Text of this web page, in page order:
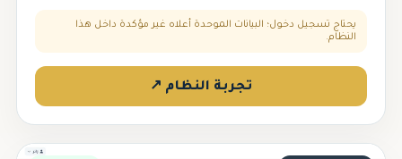
يحتاج تسجيل دخول؛ البيانات الموحدة أعلاه غير مؤكدة داخل هذا
النظام.
تجربة النظام ↗